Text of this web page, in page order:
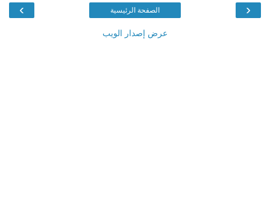
‹
› الصفحة الرئيسية
عرض إصدار الويب